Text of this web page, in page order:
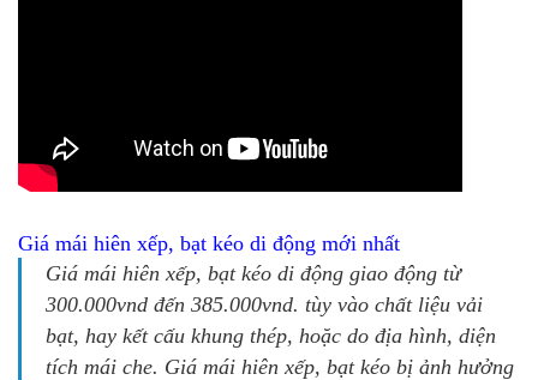
Giá mái hiên xếp, bạt kéo di động mới nhất
Giá mái hiên xếp, bạt kéo di động giao động từ
300.000vnd đến 385.000vnd. tùy vào chất liệu vải
bạt, hay kết cấu khung thép, hoặc do địa hình, diện
tích mái che. Giá mái hiên xếp, bạt kéo bị ảnh hưởng